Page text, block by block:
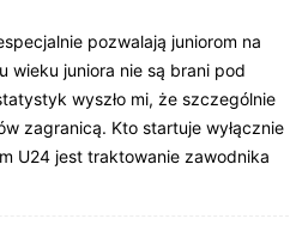
pozwalają juniorom na
juniora nie są brani pod
wyszło mi, że szczególnie
zagranicą. Kto startuje wyłącznie
U24 jest traktowanie zawodnika